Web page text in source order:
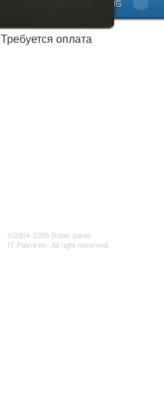
Требуется оплата
©2004-2026 Robin panel
IT Patrol inc. All right reserved.